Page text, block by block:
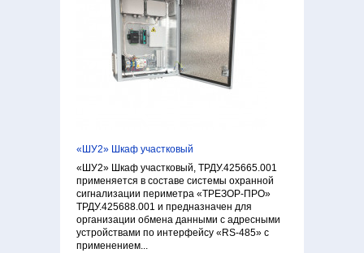
«ШУ2» Шкаф участковый
«ШУ2» Шкаф участковый, ТРДУ.425665.001
применяется в составе системы охранной
сигнализации периметра «ТРЕЗОР-ПРО»
ТРДУ.425688.001 и предназначен для
организации обмена данными с адресными
устройствами по интерфейсу «RS-485» с
применением...